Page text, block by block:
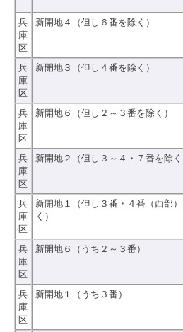
兵
庫
区
新開地４（但し６番を除く）
兵
庫
区
新開地３（但し４番を除く）
兵
庫
区
新開地６（但し２～３番を除く）
兵
庫
区
新開地２（但し３～４・７番を除く
兵
庫
区
新開地１（但し３番・４番（西部
く）
兵
庫
区
新開地６（うち２～３番）
兵
庫
区
新開地１（うち３番）